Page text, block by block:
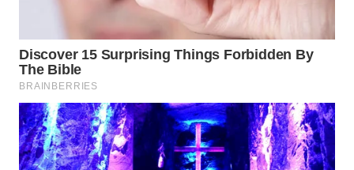
LIKUPANG
WN
WN
BORNEO